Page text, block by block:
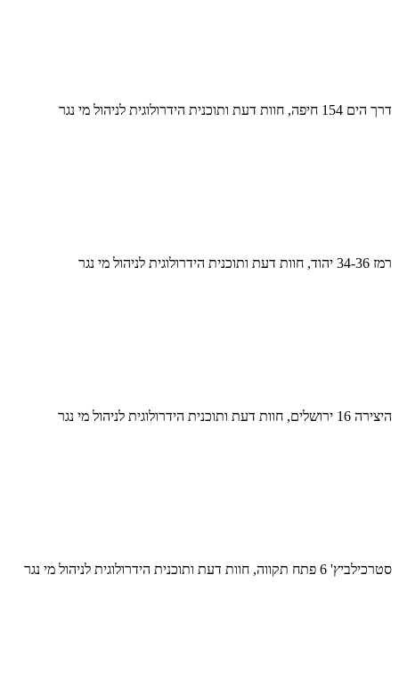
דרך הים 154 חיפה, חוות דעת ותוכנית הידרולוגית לניהול מי נגר
רמז 34-36 יהוד, חוות דעת ותוכנית הידרולוגית לניהול מי נגר
היצירה 16 ירושלים, חוות דעת ותוכנית הידרולוגית לניהול מי נגר
סטרכילביץ' 6 פתח תקווה, חוות דעת ותוכנית הידרולוגית לניהול מי נגר